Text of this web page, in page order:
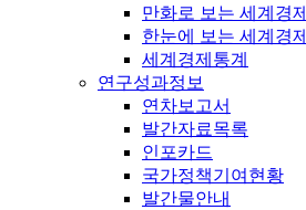
만화로 보는 세계경제
한눈에 보는 세계경제
세계경제통계
연구성과정보
연차보고서
발간자료목록
인포카드
국가정책기여현황
발간물안내